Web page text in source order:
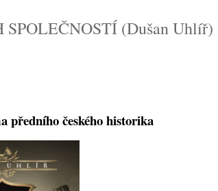
SPOLEČNOSTÍ (Dušan Uhlíř)
předního českého historika